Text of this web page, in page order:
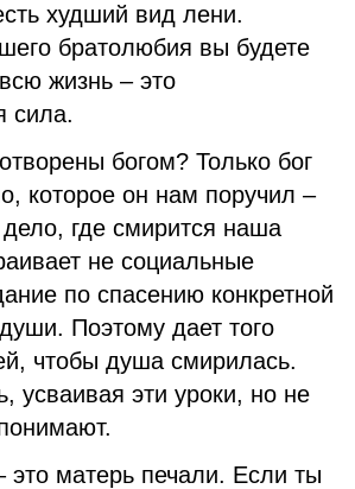
худший вид лени.
братолюбия вы будете
жизнь – это
сила.
богом? Только бог
которое он нам поручил –
где смирится наша
не социальные
по спасению конкретной
Поэтому дает того
чтобы душа смирилась.
усваивая эти уроки, но не
это матерь печали. Если ты